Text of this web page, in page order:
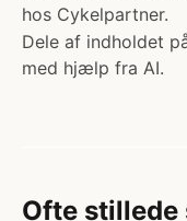
hos Cykelpartner.
Dele af indholdet
med hjælp fra AI.
Ofte stillede